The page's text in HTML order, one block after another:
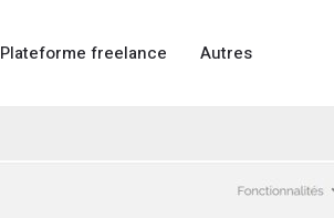
Plateforme freelance Autres